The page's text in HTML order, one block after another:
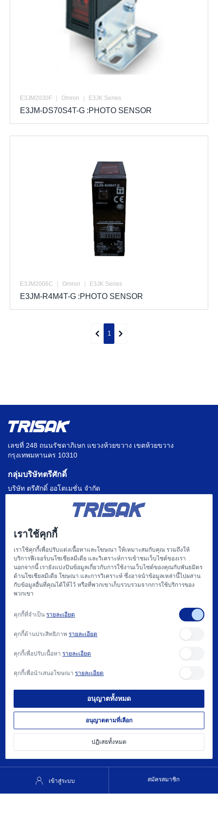
เข้าสู่ระบบ สมัครสมาชิก
E3JM2030F Omron E3JK Series
E3JM-DS70S4T-G :PHOTO SENSOR
E3JM2006C Omron E3JK Series
E3JM-R4M4T-G :PHOTO SENSOR
1
เลขที่ 248 ถนนรัชดาภิเษก แขวงห้วยขวาง เขตห้วยขวาง
กรุงเทพมหานคร 10310
กลุ่มบริษัทตรีศักดิ์
บริษัท ตรีศักดิ์ ออโตเมชั่น จำกัด
บริษัท แฟคตอรี่ ออโตเมชั่น เซ็นเตอร์ จำกัด
บริษัท ไฮทรอน-ตรีศักดิ์ จำกัด
หน้าแรก
เกี่ยวกับเรา
สนับสนุน
ติดต่อเรา
วิธีการซื้อ และ นโยบาย
ต้องการความช่วยเหลือ?
022740081
© 2025 บริษัท ตรีศักดิ์ ออโตเมชั่น จำกัด | นโยบายความเป็นส่วนตัว
เราใช้คุกกี้
เราใช้คุกกี้เพื่อปรับแต่งเนื้อหาและโฆษณา ให้เหมาะสมกับคุณ รวมถึงให้
บริการฟีเจอร์บนโซเชียลมีเดีย และวิเคราะห์การเข้าชมเว็บไซต์ของเรา
นอกจากนี้ เรายังแบ่งปันข้อมูลเกี่ยวกับการใช้งานเว็บไซต์ของคุณกับพันธมิตร
ด้านโซเชียลมีเดีย โฆษณา และการวิเคราะห์ ซึ่งอาจนำข้อมูลเหล่านี้ไปผสาน
กับข้อมูลอื่นที่คุณได้ให้ไว้ หรือที่พวกเขาเก็บรวบรวมจากการใช้บริการของ
พวกเขา
คุกกี้ที่จำเป็นรายละเอียด
คุกกี้ด้านประสิทธิภาพรายละเอียด
คุกกี้เพื่อปรับเนื้อหารายละเอียด
คุกกี้เพื่อนำเสนอโฆษณารายละเอียด
อนุญาตทั้งหมด
อนุญาตตามที่เลือก
ปฏิเสธทั้งหมด